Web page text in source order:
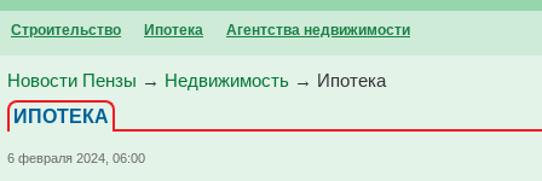
Строительство Ипотека Агентства недвижимости
Новости Пензы → Недвижимость → Ипотека
ИПОТЕКА
6 февраля 2024, 06:00